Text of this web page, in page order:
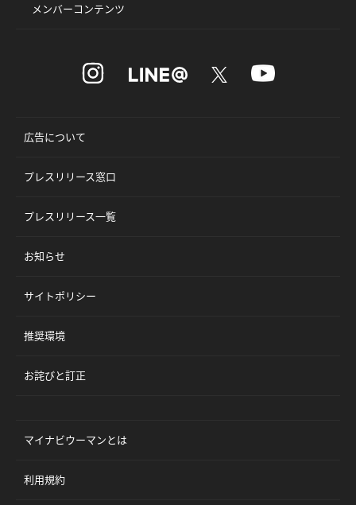
メンバーコンテンツ
広告について
プレスリリース窓口
プレスリリース一覧
お知らせ
サイトポリシー
推奨環境
お詫びと訂正
マイナビウーマンとは
利用規約